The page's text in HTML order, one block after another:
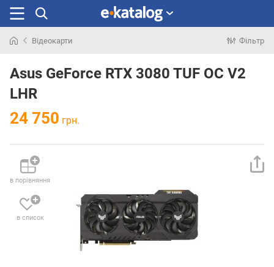
раніше
Відеокарти Фільтр
Asus GeForce RTX 3080 TUF OC V2
LHR
24 750 грн.
в порівняння
в список